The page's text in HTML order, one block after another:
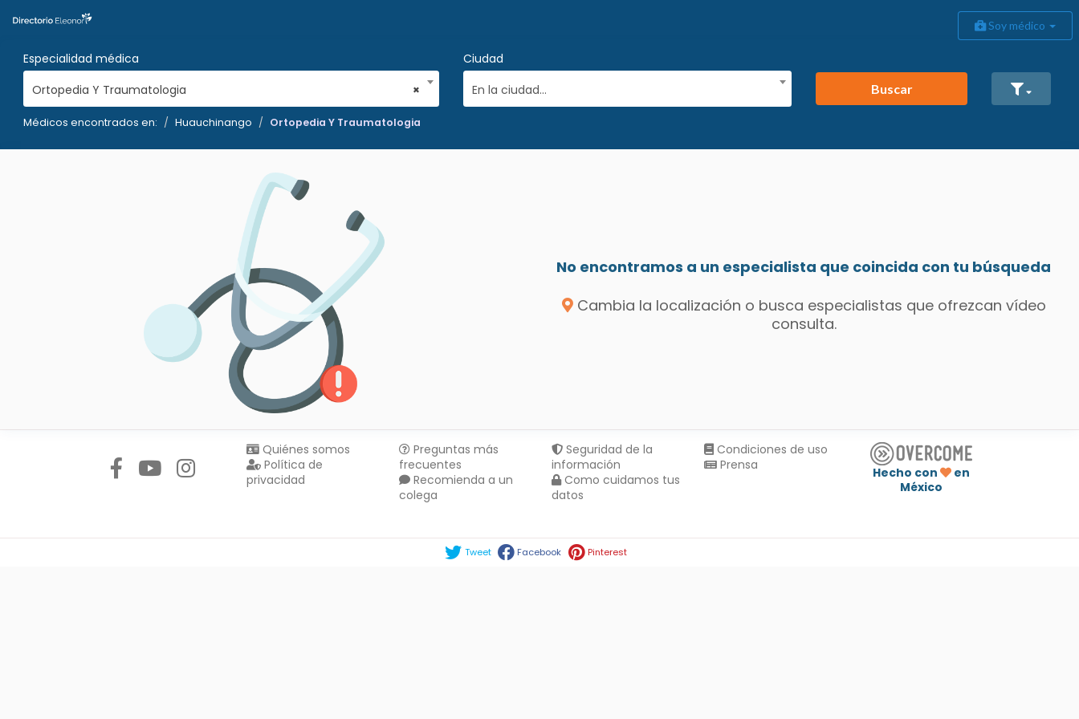
Soy médico
Especialidad médica
×
Ortopedia Y Traumatologia
Ciudad
En la ciudad...
Buscar
Médicos encontrados en: Huauchinango Ortopedia Y Traumatologia
No encontramos a un especialista que coincida con tu búsqueda
Cambia la localización o busca especialistas que ofrezcan vídeo
consulta.
Quiénes somos
Política de
privacidad
Preguntas más
frecuentes
Recomienda a un
colega
Seguridad de la
información
Como cuidamos tus
datos
Condiciones de uso
Prensa
Hecho con
en
México
Tweet Facebook Pinterest